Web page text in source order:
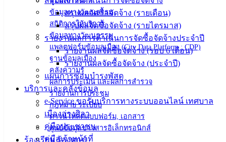
ข้อมูลทางวัฒนธรรม
สถิติการให้บริการ
ข้อมูลทางวัฒนธรรม
แพลตฟอร์มข้อมูลเมือง (City Data Platform : CDP)
ฐานข้อมูลเมือง
คลังความรู้
ผลการประเมิน และผลการสำรวจ
รายงานการประชุม
กฎหมาย ระเบียบ
ดาวน์โหลดแบบฟอร์ม, เอกสาร
ศูนย์ข้อมูลข่าวสารอิเล็กทรอนิกส์
ร้องเรียน ร้องทุกข์
สรุปผลจัดซื้อจัดจ้าง (รายเดือน)
สรุปผลจัดซื้อจัดจ้าง (รายไตรมาส)
รายงานผลการดำเนินการจัดซื้อจัดจ้างประจำปี
รายงานผลจัดซื้อจัดจ้าง (รอบ 6 เดือน)
รายงานผลจัดซื้อจัดจ้าง (ประจำปี)
แผนการซ่อมบำรุงพัสดุ
บริการและคลังข้อมูล
e-Service ขอรับบริการทางระบบออนไลน์ เทศบาล
เมืองอ่างศิลา
คู่มือประชาชน
คู่มือเจ้าหน้าที่
ติดต่อ
เทศบาล
นายก
ประวัติ
เทศบาล
ผู้บริหาร
และ
หัวหน้า